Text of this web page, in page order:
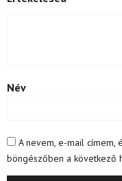
Név
A nevem, e-mail címem,
böngészőben a következő